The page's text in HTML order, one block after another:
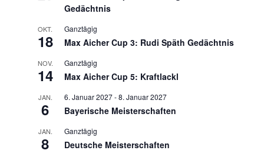
Gedächtnis
OKT.
18
Ganztägig
Max Aicher Cup 3: Rudi Späth Gedächtnis
NOV.
14
Ganztägig
Max Aicher Cup 5: Kraftlackl
JAN.
6
6. Januar 2027-8. Januar 2027
Bayerische Meisterschaften
JAN.
8
Ganztägig
Deutsche Meisterschaften